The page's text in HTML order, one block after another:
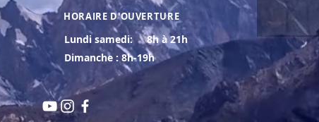
HORAIRE D'OUVERTURE
Lundi samedi:
8h à 21h
Dimanche : 8h-19h